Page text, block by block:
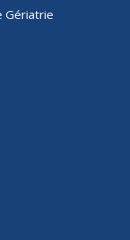
Gériatrie